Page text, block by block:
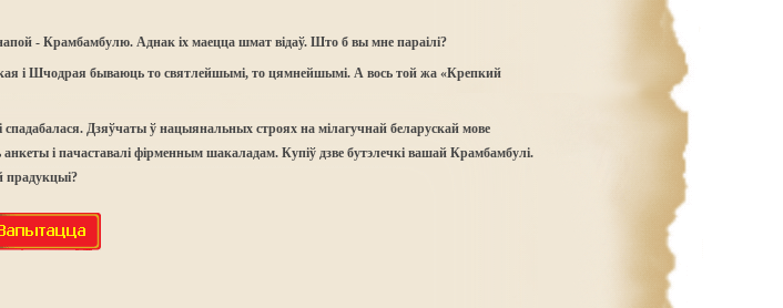
- Крамбамбулю. Аднак іх маецца шмат відаў. Што б вы мне параілі?
і Шчодрая бываюць то святлейшымі, то цямнейшымі. А вось той жа «Крепкий
Дзяўчаты ў нацыянальных строях на мілагучнай беларускай мове
і пачаставалі фірменным шакаладам. Купіў дзве бутэлечкі вашай Крамбамбулі.
прадукцыі?